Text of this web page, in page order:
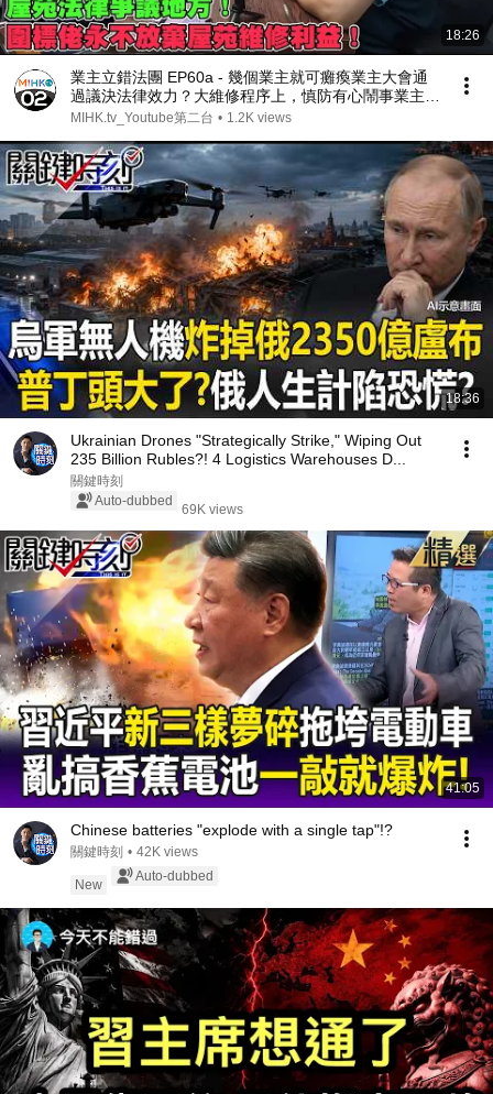
18:26
業主立錯法團 EP60a - 幾個業主就可癱瘓業主大會通
過議決法律效力？大維修程序上，慎防有心鬧事業主阻
礙工程開展！土地審裁署乃解決法律爭議地方！屋苑維
MIHK.tv_Youtube第二台 • 1.2K views
18:36
Ukrainian Drones "Strategically Strike," Wiping Out
235 Billion Rubles?! 4 Logistics Warehouses D...
關鍵時刻
Auto-dubbed
69K views
41:05
Chinese batteries "explode with a single tap"!?
關鍵時刻 • 42K views
New
Auto-dubbed